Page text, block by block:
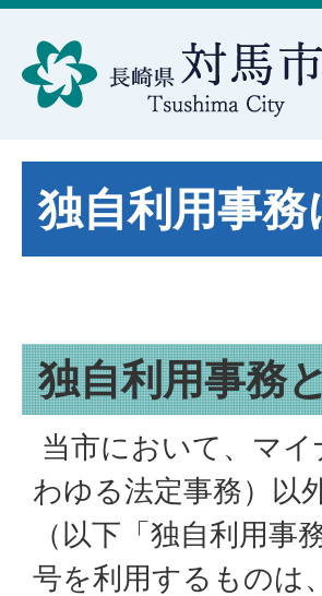
独自利用事
独自利用事務
当市において、マ
わゆる法定事務）以
（以下「独自利用
号を利用するものは